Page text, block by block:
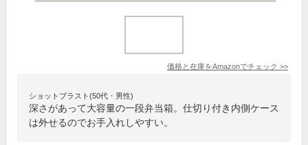
価格と在庫をAmazonでチェック >>
ショットブラスト(50代・男性)
深さがあって大容量の一段弁当箱。仕切り付き内側ケース
は外せるのでお手入れしやすい。